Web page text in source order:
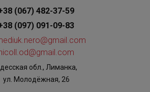
(067) 482-37-59
(097) 091-09-83
обл., Лиманка,
ул. Молодёжная, 26